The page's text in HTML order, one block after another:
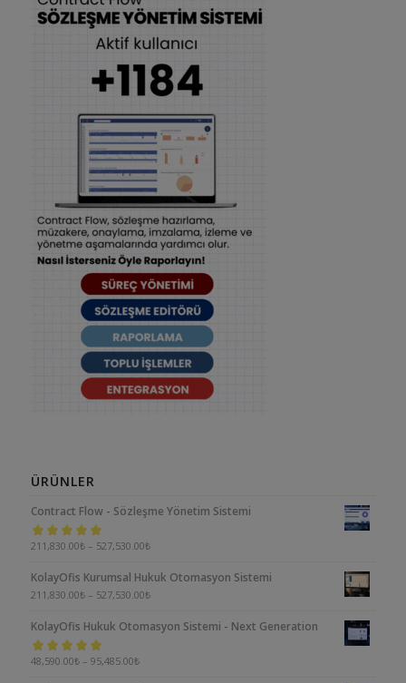
ÜRÜNLER
Contract Flow - Sözleşme Yönetim Sistemi
5 üzerinden
211,830.00₺ – 527,530.00₺
KolayOfis Kurumsal Hukuk Otomasyon Sistemi
211,830.00₺ – 527,530.00₺
KolayOfis Hukuk Otomasyon Sistemi - Next Generation
5 üzerinden
48,590.00₺ – 95,485.00₺